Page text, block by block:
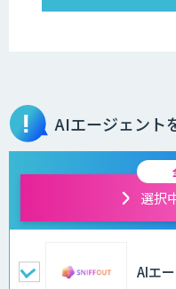
AIエージェント
選択
AIエ